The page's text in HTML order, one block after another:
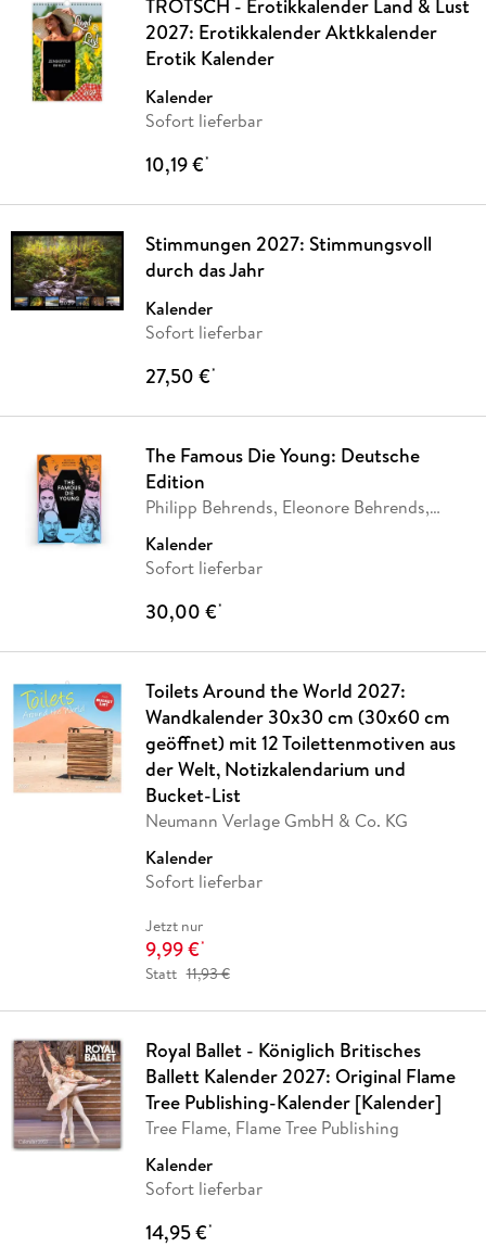
TRÖTSCH - Erotikkalender Land & Lust
2027: Erotikkalender Aktkkalender
Erotik Kalender
Kalender
Sofort lieferbar
10,19 €*
Stimmungen 2027: Stimmungsvoll
durch das Jahr
Kalender
Sofort lieferbar
27,50 €*
The Famous Die Young: Deutsche
Edition
Philipp Behrends, Eleonore Behrends,
Kalender
Sofort lieferbar
30,00 €*
Toilets Around the World 2027:
Wandkalender 30x30 cm (30x60 cm
geöffnet) mit 12 Toilettenmotiven aus
der Welt, Notizkalendarium und
Bucket-List
Neumann Verlage GmbH & Co. KG
Kalender
Sofort lieferbar
Jetzt nur
9,99 €*
Statt 11,93 €
Royal Ballet - Königlich Britisches
Ballett Kalender 2027: Original Flame
Tree Publishing-Kalender [Kalender]
Tree Flame, Flame Tree Publishing
Kalender
Sofort lieferbar
14,95 €*